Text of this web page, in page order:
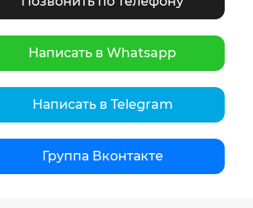
Написать в Whatsapp
Написать в Telegram
Группа Вконтакте